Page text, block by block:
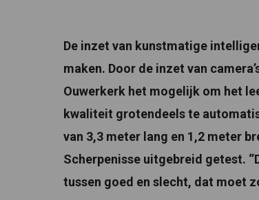
De inzet van kunstmatige
maken. Door de inzet van
Ouwerkerk het mogelijk om het
kwaliteit grotendeels te
van 3,3 meter lang en 1,2 meter
Scherpenisse uitgebreid getest.
tussen goed en slecht, dat moet